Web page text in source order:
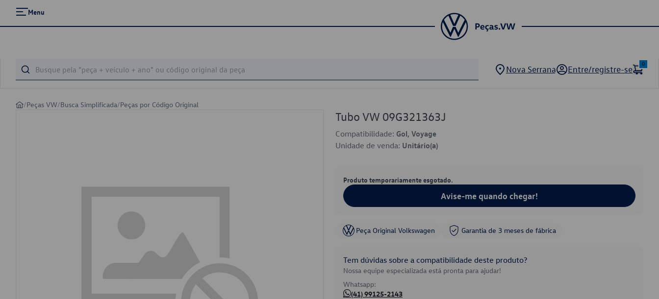
Menu
Nova Serrana Entre/registre-se
0
/Peças VW/Busca Simplificada/Peças por Código Original
Tubo VW 09G321363J
Compatibilidade: Gol, Voyage
Unidade de venda: Unitário(a)
Produto temporariamente esgotado.
Avise-me quando chegar!
Peça Original Volkswagen Garantia de 3 meses de fábrica
Tem dúvidas sobre a compatibilidade deste produto?
Nossa equipe especializada está pronta para ajudar!
Whatsapp:
(41) 99125-2143